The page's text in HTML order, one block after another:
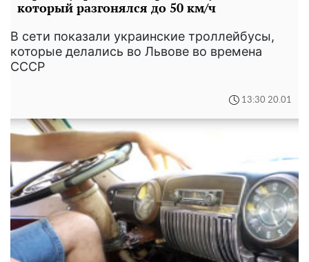
который разгонялся до 50 км/ч
В сети показали украинские троллейбусы,
которые делались во Львове во времена
СССР
13:30 20.01